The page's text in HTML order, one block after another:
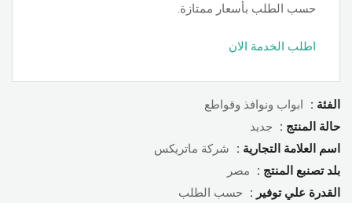
حسب الطلب بأسعار ممتازة.
اطلب الخدمة الان
الفئة :
ابواب ونوافذ وقواطع
حالة المنتج :
جديد
اسم العلامة التجارية :
شركة ماتريكس
بلد تصنبع المنتج :
مصر
القدرة علي توفير :
حسب الطلب